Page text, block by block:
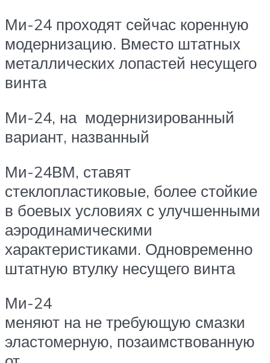
Ми-24 проходят сейчас коренную
модернизацию. Вместо штатных
металлических лопастей несущего
винта
Ми-24, на модернизированный
вариант, названный
Ми-24ВМ, ставят
стеклопластиковые, более стойкие
в боевых условиях с улучшенными
аэродинамическими
характеристиками. Одновременно
штатную втулку несущего винта
Ми-24
меняют на не требующую смазки
эластомерную, позаимствованную